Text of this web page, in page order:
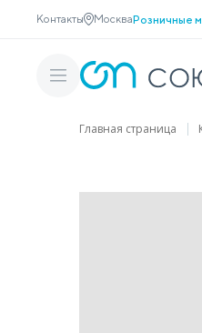
Контакты МоскваРозничные
Главная страница